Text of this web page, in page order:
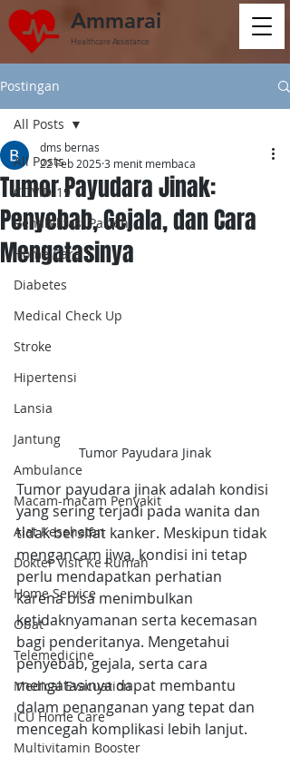
Ammarai
Healthcare Assistance
Postingan
All Posts
COVID-19
Rehabilitasi Pasien
Home Care
Diabetes
Medical Check Up
Stroke
Hipertensi
Lansia
Jantung
Ambulance
Macam-macam Penyakit
Alat Kesehatan
Dokter Visit Ke Rumah
Home Service
Obat
Telemedicine
Medical Evacuation
ICU Home Care
Multivitamin Booster
All Posts
Tumor Payudara Jinak:
Penyebab, Gejala, dan Cara
Mengatasinya
dms bernas
22 Feb 20253 menit membaca
Tumor Payudara Jinak
Tumor payudara jinak adalah kondisi
yang sering terjadi pada wanita dan
tidak bersifat kanker. Meskipun tidak
mengancam jiwa, kondisi ini tetap
perlu mendapatkan perhatian
karena bisa menimbulkan
ketidaknyamanan serta kecemasan
bagi penderitanya. Mengetahui
penyebab, gejala, serta cara
mengatasinya dapat membantu
dalam penanganan yang tepat dan
mencegah komplikasi lebih lanjut.